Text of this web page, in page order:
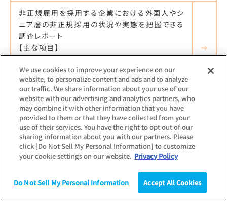
統計（データ） コラム
非正規雇用を採用する企業における外国人やシ
ニア層の非正規採用の状況や実態を把握できる
調査レポート
【主な項目】
PickUpトピック
最新調査更新日：2025.09.18
調査対象：
個人
派遣社員の意識・就労実態調査
派遣社員の就労実態、就労意識など派遣市場動
向の実態を把握できる調査レポート
【主な項目】
就労意識・実態／派遣元・派遣先選びの実態／
We use cookies to improve your experience on our
website, to personalize content and ads and to analyze
our traffic. We share information about your use of our
website with our advertising and analytics partners, who
may combine it with other information that you have
provided to them or that they have collected from your
use of their services. You have the right to opt out of our
sharing information about you with our partners. Please
click [Do Not Sell My Personal Information] to customize
your cookie settings on our website. Privacy Policy
Do Not Sell My Personal Information Accept All Cookies